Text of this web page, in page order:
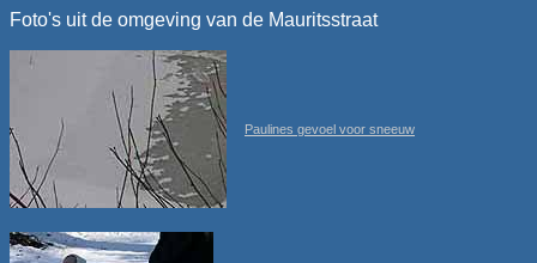
Foto's uit de omgeving van de Mauritsstraat
Paulines gevoel voor sneeuw